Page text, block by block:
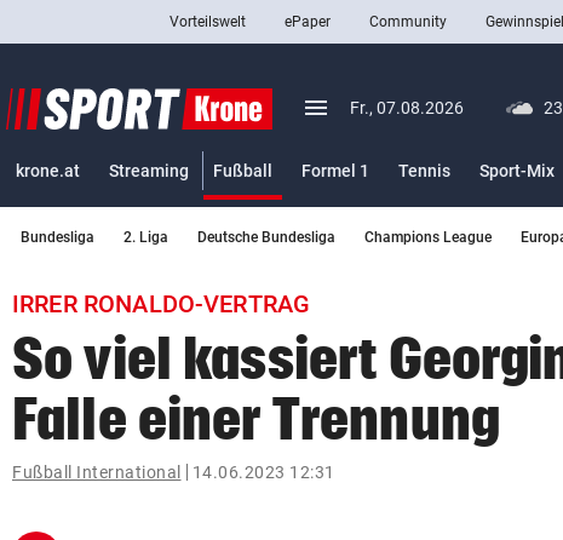
closeSchließen
Abonnieren
bookmark
search
Suchbegriff
eingeben
Vorteilswelt ePaper Community
menu Menü aufklappen
Fr., 07.08.2026
krone.at Streaming Fußball
Formel 1
Tennis Sport-Mix
Bundesliga 2. Liga Deutsche Bundesliga Champions League
IRRER RONALDO-VERTRAG
So viel kassiert
Falle einer Trennung
Fußball International 14.06.2023 12:31